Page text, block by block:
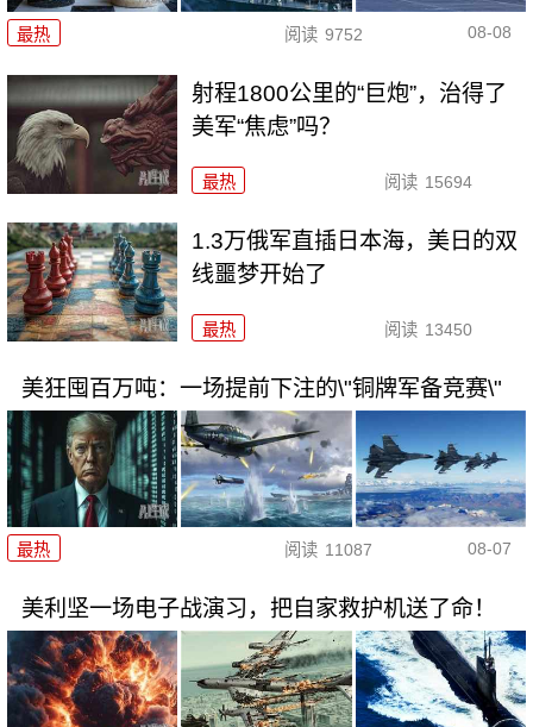
最热 阅读 9752 08-08
射程1800公里的“巨炮”，治得了
美军“焦虑”吗？
最热 阅读 15694
1.3万俄军直插日本海，美日的双
线噩梦开始了
最热 阅读 13450
美狂囤百万吨：一场提前下注的\"铜牌军备竞赛\"
最热 阅读 11087 08-07
美利坚一场电子战演习，把自家救护机送了命！